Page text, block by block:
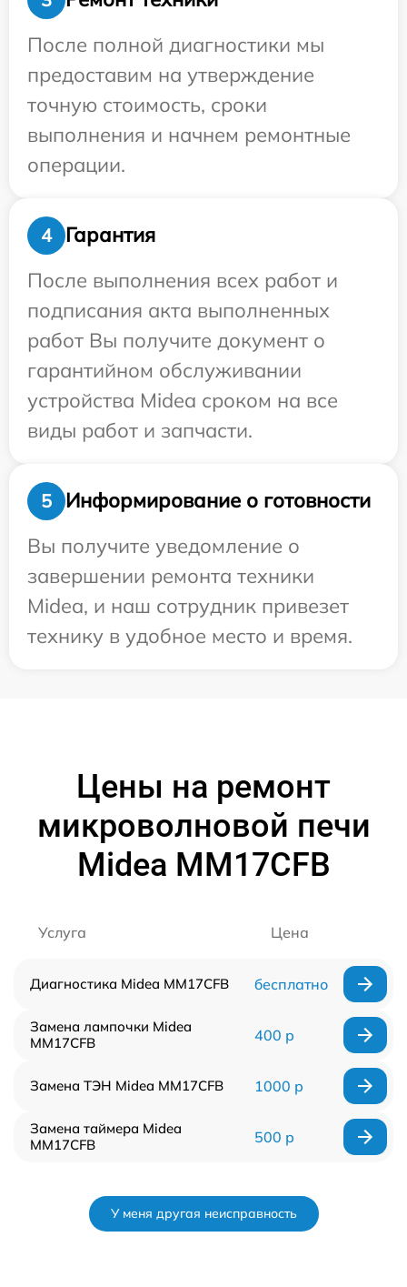
После полной диагностики мы
предоставим на утверждение
точную стоимость, сроки
выполнения и начнем ремонтные
операции.
4
Гарантия
После выполнения всех работ и
подписания акта выполненных
работ Вы получите документ о
гарантийном обслуживании
устройства Midea сроком на все
виды работ и запчасти.
5
Информирование о готовности
Вы получите уведомление о
завершении ремонта техники
Midea, и наш сотрудник привезет
технику в удобное место и время.
Цены на ремонт
микроволновой печи
Midea MM17CFB
Услуга Цена
Диагностика Midea MM17CFB бесплатно
Замена лампочки Midea
MM17CFB
400 р
Замена ТЭН Midea MM17CFB 1000 р
Замена таймера Midea
MM17CFB
500 р
У меня другая неисправность